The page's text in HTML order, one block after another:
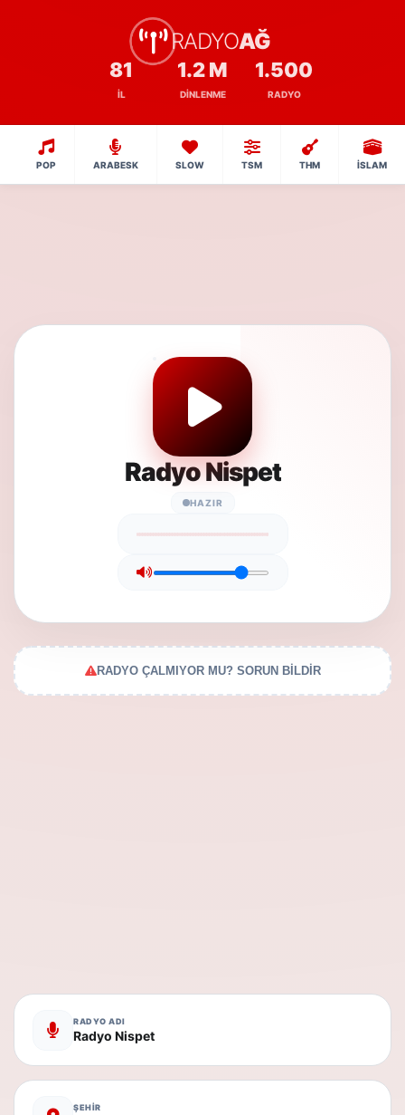
RADYOAĞ
81
İL
1.2 M
DINLENME
1.500
RADYO
POP ARABESK SLOW TSM THM İSLAM
Radyo Nispet
HAZIR
RADYO ÇALMIYOR MU? SORUN BİLDİR
RADYO ADI
Radyo Nispet
ŞEHİR